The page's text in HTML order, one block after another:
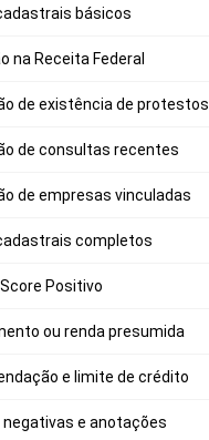
básicos
na Receita Federal
de existência de protestos
de consultas recentes
de empresas vinculadas
completos
Positivo
ou renda presumida
e limite de crédito
negativas e anotações